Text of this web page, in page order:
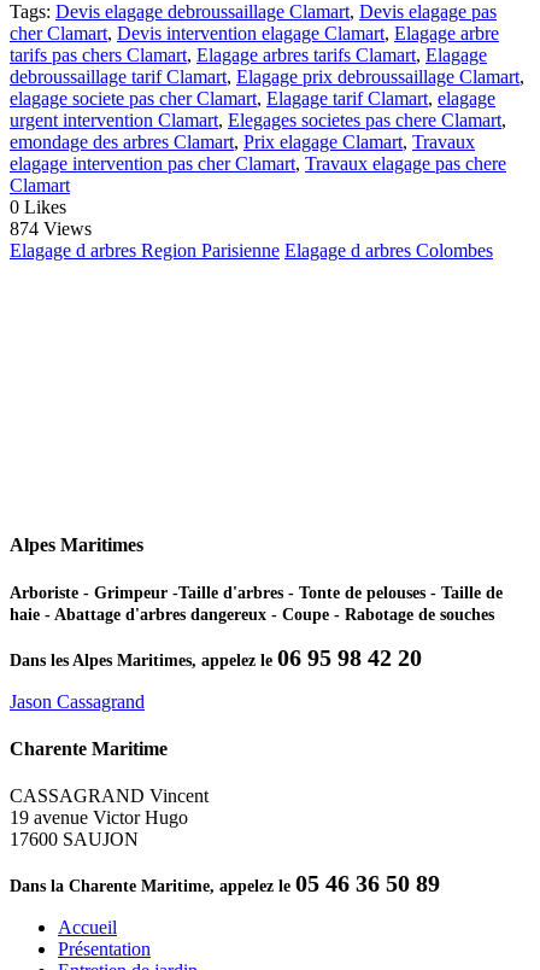
Tags: Devis elagage debroussaillage Clamart, Devis elagage pas
cher Clamart, Devis intervention elagage Clamart, Elagage arbre
tarifs pas chers Clamart, Elagage arbres tarifs Clamart, Elagage
debroussaillage tarif Clamart, Elagage prix debroussaillage Clamart,
elagage societe pas cher Clamart, Elagage tarif Clamart, elagage
urgent intervention Clamart, Elegages societes pas chere Clamart,
emondage des arbres Clamart, Prix elagage Clamart, Travaux
elagage intervention pas cher Clamart, Travaux elagage pas chere
Clamart
0 Likes
874 Views
Elagage d arbres Region Parisienne Elagage d arbres Colombes
Alpes Maritimes
Arboriste - Grimpeur -Taille d'arbres - Tonte de pelouses - Taille de
haie - Abattage d'arbres dangereux - Coupe - Rabotage de souches
Dans les Alpes Maritimes, appelez le 06 95 98 42 20
Jason Cassagrand
Charente Maritime
CASSAGRAND Vincent
19 avenue Victor Hugo
17600 SAUJON
Dans la Charente Maritime, appelez le 05 46 36 50 89
Accueil
Présentation